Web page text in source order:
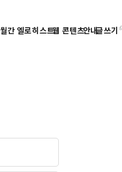
월간 엘로히스트웹 콘텐츠안내글쓰기